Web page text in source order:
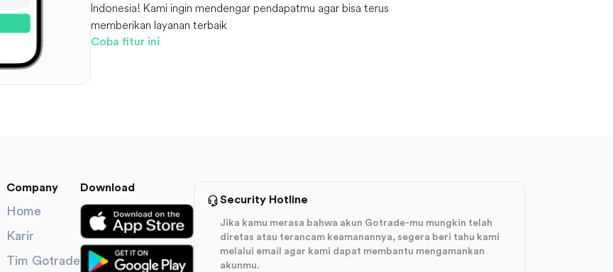
Indonesia! Kami ingin mendengar pendapatmu agar bisa terus
memberikan layanan terbaik
Coba fitur ini
Company
Home
Karir
Tim Gotrade
Download
Security Hotline
Jika kamu merasa bahwa akun Gotrade-mu mungkin telah
diretas atau terancam keamanannya, segera beri tahu kami
melalui email agar kami dapat membantu mengamankan
akunmu.